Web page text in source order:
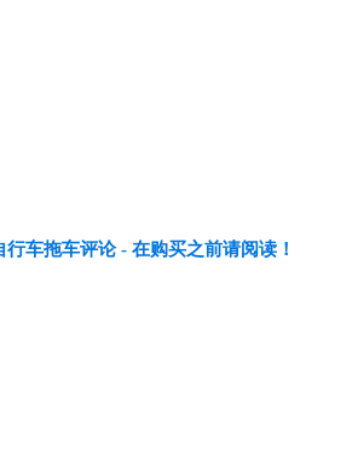
行车拖车评论 - 在购买之前请阅读！